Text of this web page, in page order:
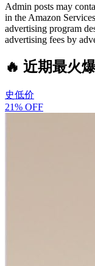
Admin posts may
in the Amazon
advertising program
advertising fees by
🔥 近期最火
史低价
21% OFF